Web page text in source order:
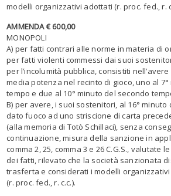
modelli organizzativi adottati (r. proc. fed., r.
AMMENDA € 600,00
MONOPOLI
A) per fatti contrari alle norme in materia di
per fatti violenti commessi dai suoi
per l’incolumità pubblica, consistiti
media potenza nel recinto di gioco, uno al
tempo e due al 10° minuto del secondo
B) per avere, i suoi sostenitori, al 16°
dato fuoco ad uno striscione di carta
(alla memoria di Totò Schillaci), senza
continuazione, misura della sanzione in
comma 2, 25, comma 3 e 26 C.G.S., valutate
dei fatti, rilevato che la società sanzionata
trasferta e considerati i modelli organizzativi
(r. proc. fed., r. c.c.).